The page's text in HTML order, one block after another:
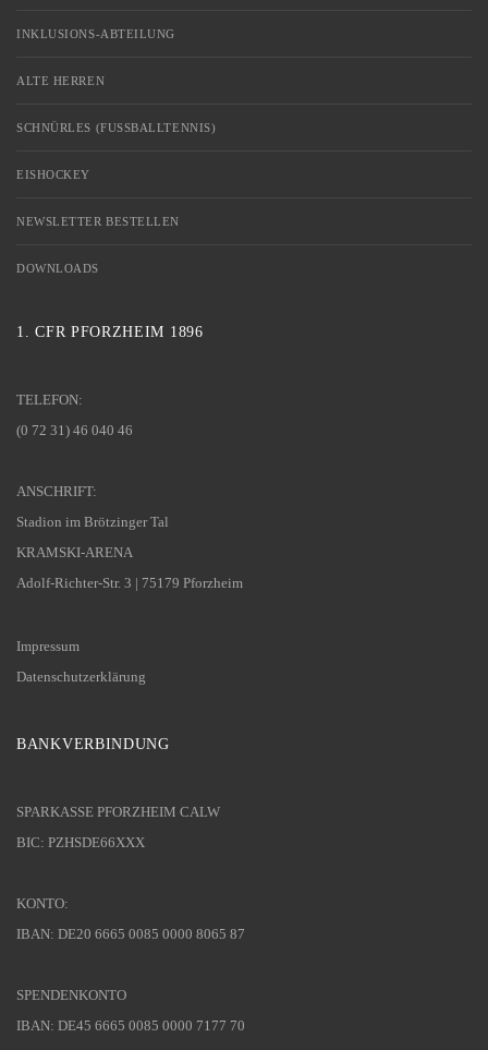
INKLUSIONS-ABTEILUNG
ALTE HERREN
SCHNÜRLES (FUSSBALLTENNIS)
EISHOCKEY
NEWSLETTER BESTELLEN
DOWNLOADS
1. CFR PFORZHEIM 1896
TELEFON:
(0 72 31) 46 040 46
ANSCHRIFT:
Stadion im Brötzinger Tal
KRAMSKI-ARENA
Adolf-Richter-Str. 3 | 75179 Pforzheim
Impressum
Datenschutzerklärung
BANKVERBINDUNG
SPARKASSE PFORZHEIM CALW
BIC: PZHSDE66XXX
KONTO:
IBAN: DE20 6665 0085 0000 8065 87
SPENDENKONTO
IBAN: DE45 6665 0085 0000 7177 70